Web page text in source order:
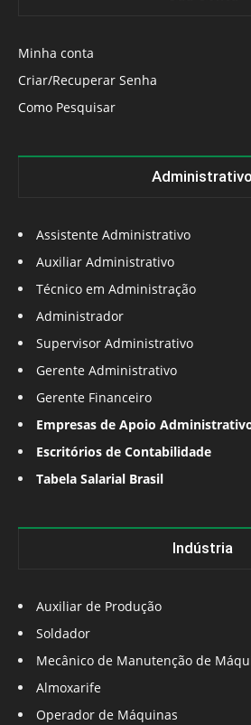
Minha conta
Criar/Recuperar Senha
Como Pesquisar
Administrativo
Assistente Administrativo
Auxiliar Administrativo
Técnico em Administração
Administrador
Supervisor Administrativo
Gerente Administrativo
Gerente Financeiro
Empresas de Apoio
Escritórios de Contabilidade
Tabela Salarial Brasil
Indústria
Auxiliar de Produção
Soldador
Mecânico de Manutenção de
Almoxarife
Operador de Máquinas